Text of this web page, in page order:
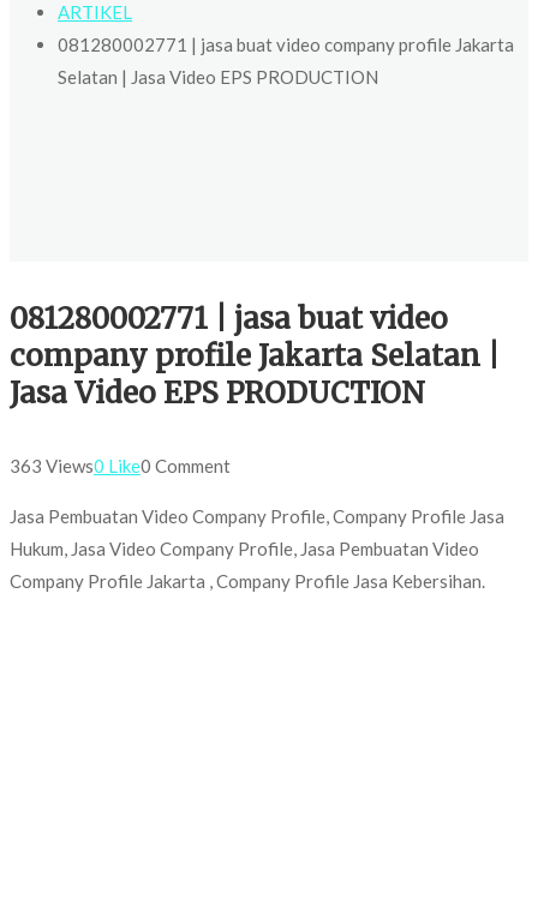
ARTIKEL
081280002771 | jasa buat video company profile Jakarta
Selatan | Jasa Video EPS PRODUCTION
081280002771 | jasa buat video
company profile Jakarta Selatan |
Jasa Video EPS PRODUCTION
363 Views0 Like0 Comment
Jasa Pembuatan Video Company Profile, Company Profile Jasa
Hukum, Jasa Video Company Profile, Jasa Pembuatan Video
Company Profile Jakarta , Company Profile Jasa Kebersihan.